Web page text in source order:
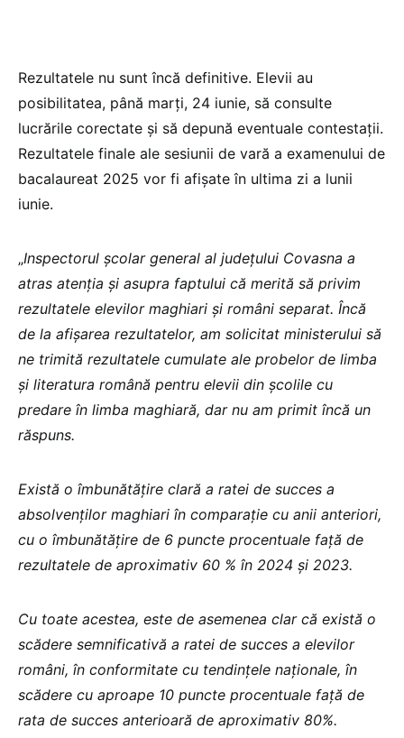
Rezultatele nu sunt încă definitive. Elevii au
posibilitatea, până marți, 24 iunie, să consulte
lucrările corectate și să depună eventuale contestații.
Rezultatele finale ale sesiunii de vară a examenului de
bacalaureat 2025 vor fi afișate în ultima zi a lunii
iunie.
„Inspectorul școlar general al județului Covasna a
atras atenția și asupra faptului că merită să privim
rezultatele elevilor maghiari și români separat. Încă
de la afișarea rezultatelor, am solicitat ministerului să
ne trimită rezultatele cumulate ale probelor de limba
și literatura română pentru elevii din școlile cu
predare în limba maghiară, dar nu am primit încă un
răspuns.
Există o îmbunătățire clară a ratei de succes a
absolvenților maghiari în comparație cu anii anteriori,
cu o îmbunătățire de 6 puncte procentuale față de
rezultatele de aproximativ 60 % în 2024 și 2023.
Cu toate acestea, este de asemenea clar că există o
scădere semnificativă a ratei de succes a elevilor
români, în conformitate cu tendințele naționale, în
scădere cu aproape 10 puncte procentuale față de
rata de succes anterioară de aproximativ 80%.